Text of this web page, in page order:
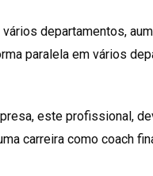
departamentos,
paralela em vários
este profissional,
carreira como coach